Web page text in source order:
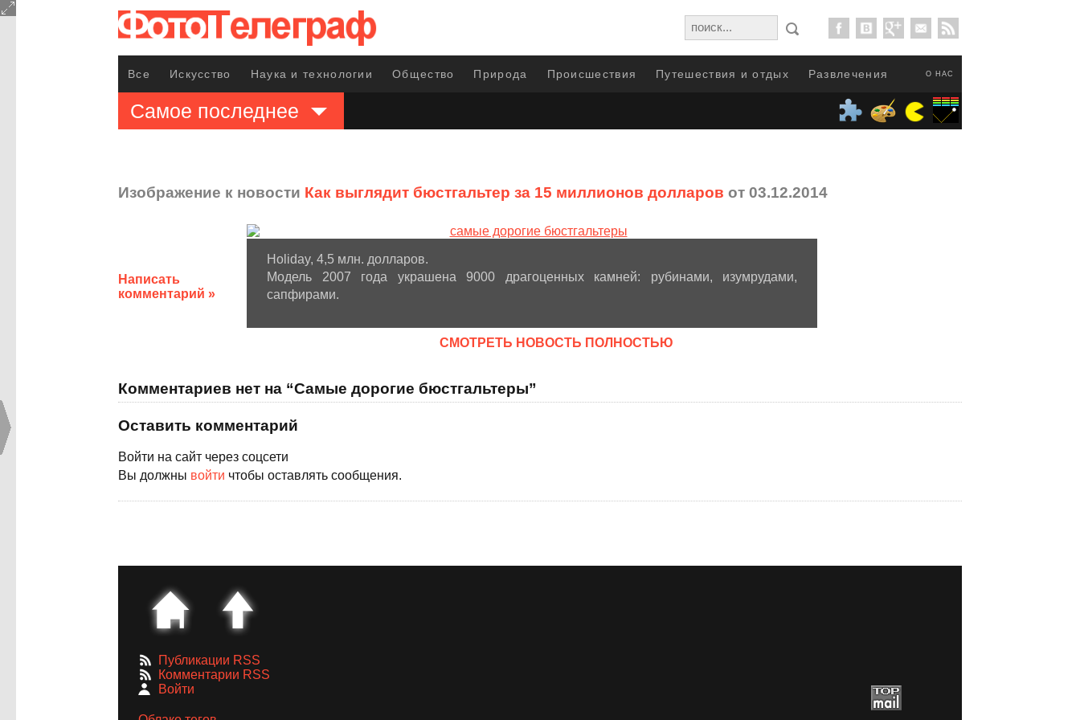
О НАС
Все Искусство Наука и технологии Общество Природа Происшествия Путешествия и отдых Развлечения
Самое последнее
Изображение к новости Как выглядит бюстгальтер за 15 миллионов долларов от 03.12.2014
Написать
комментарий »
Holiday, 4,5 млн. долларов.
Модель 2007 года украшена 9000 драгоценных камней: рубинами, изумрудами,
сапфирами.
CМОТРЕТЬ НОВОСТЬ ПОЛНОСТЬЮ
Комментариев нет на “Самые дорогие бюстгальтеры”
Оставить комментарий
Войти на сайт через соцсети
Вы должны войти чтобы оставлять сообщения.
Публикации RSS
Комментарии RSS
Войти